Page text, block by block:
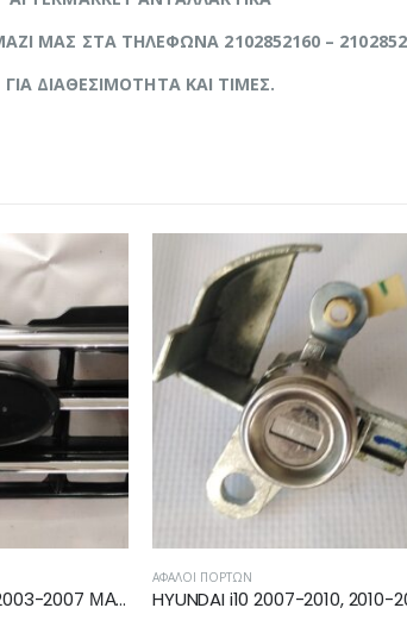
ΜΑΣ ΣΤΑ ΤΗΛΕΦΩΝΑ 2102852160 –
ΓΙΑ ΔΙΑΘΕΣΙΜΟΤΗΤΑ ΚΑΙ ΤΙΜΕΣ.
HYUNDAI i10 2007-2010, 2010-2013 ΑΦΑΛΟΣ ΕΜΠΡΟΣ ΑΡΙΣΤΕΡΗΣ
ΦΑΝΆΡΙΑ ΠΊΣΩ